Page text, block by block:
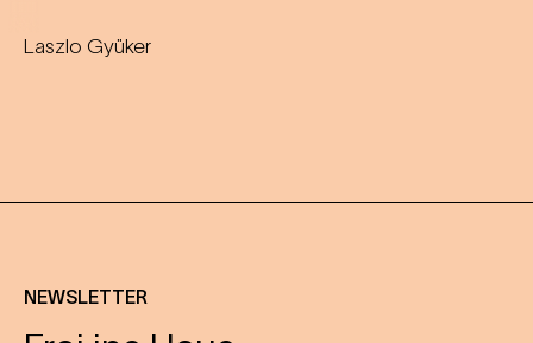
Laszlo Gyüker
NEWSLETTER